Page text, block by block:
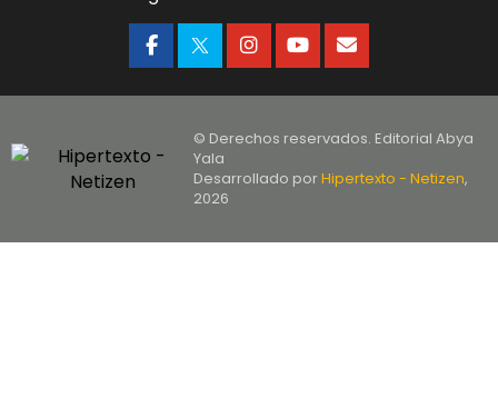
© Derechos reservados. Editorial Abya
Yala
Desarrollado porHipertexto - Netizen,
2026